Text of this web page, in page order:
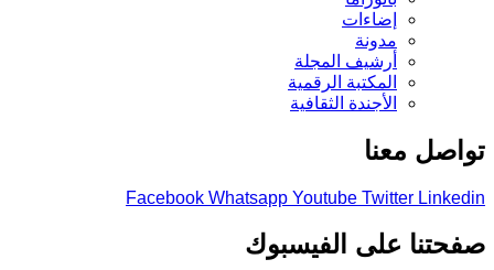
إضاءات
مدونة
أرشيف المجلة
المكتبة الرقمية
الأجندة الثقافية
معنا
Facebook Whatsapp Youtube Twitter
على الفيسبوك